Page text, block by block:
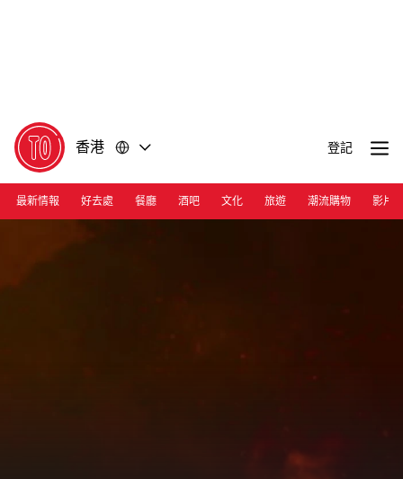
香港 登記
最新情報 好去處 餐廳 酒吧 文化 旅遊 潮流購物 影片